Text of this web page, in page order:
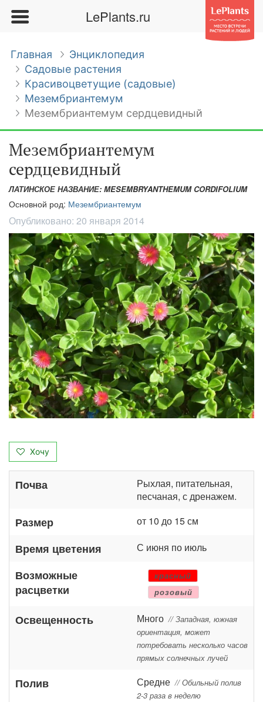
LePlants.ru
Главная
Энциклопедия
Садовые растения
Красивоцветущие (садовые)
Мезембриантемум
Мезембриантемум сердцевидный
Мезембриантемум
сердцевидный
ЛАТИНСКОЕ НАЗВАНИЕ: MESEMBRYANTHEMUM CORDIFOLIUM
Основной род: Мезембриантемум
Опубликовано: 20 января 2014
Хочу
Почва
Рыхлая, питательная,
песчаная, с дренажем.
Размер от 10 до 15 см
Время цветения С июня по июль
Возможные
расцветки
красный
розовый
Освещенность Много // Западная, южная
ориентация, может
потребовать несколько часов
прямых солнечных лучей
Полив Средне // Обильный полив
2-3 раза в неделю